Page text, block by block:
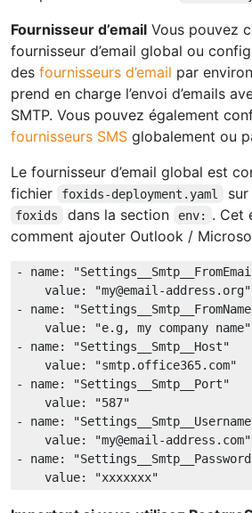
Fournisseur d’email Vous pouvez
fournisseur d’email global ou
des fournisseurs d’email par
prend en charge l’envoi d’emails
SMTP. Vous pouvez également
fournisseurs SMS globalement ou
Le fournisseur d’email global est
fichier
foxids-deployment.yaml
foxids dans la section env:
. Cet
comment ajouter Outlook /
- name:
value:
"my@email-address.org"
-
name:
value:
"e.g, my company name"
-
name:
"Settings__Smtp__Host"
value:
"smtp.office365.com"
-
name:
"Settings__Smtp__Port"
value:
"587"
-
name:
value:
"my@email-address.com"
-
name:
value:
"xxxxxxx"